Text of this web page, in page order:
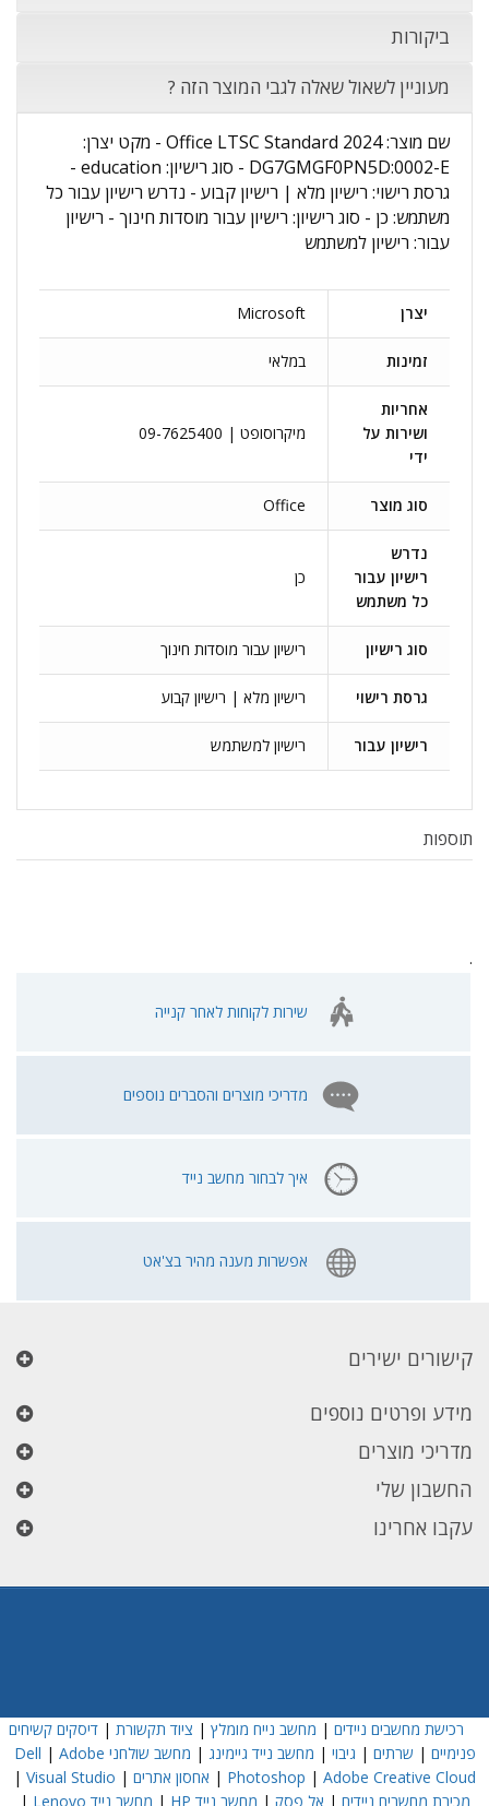
ביקורות
מעוניין לשאול שאלה לגבי המוצר הזה ?
שם מוצר: Office LTSC Standard 2024 - מקט יצרן:
DG7GMGF0PN5D:0002-E - סוג רישיון: education -
גרסת רישוי: רישיון מלא | רישיון קבוע - נדרש רישיון עבור כל
משתמש: כן - סוג רישיון: רישיון עבור מוסדות חינוך - רישיון
עבור: רישיון למשתמש
יצרן Microsoft
זמינות במלאי
אחריות
ושירות על
ידי
מיקרוסופט | 09-7625400
סוג מוצר Office
נדרש
רישיון עבור
כל משתמש
כן
סוג רישיון רישיון עבור מוסדות חינוך
גרסת רישוי רישיון מלא | רישיון קבוע
רישיון עבור רישיון למשתמש
תוספות
.
שירות לקוחות לאחר קנייה
מדריכי מוצרים והסברים נוספים
איך לבחור מחשב נייד
אפשרות מענה מהיר בצ'אט
קישורים ישירים
מידע ופרטים נוספים
מדריכי מוצרים
החשבון שלי
עקבו אחרינו
רכישת מחשבים ניידים | מחשב נייח מומלץ | ציוד תקשורת |דיסקים קשיחים
פנימיים | שרתים | גיבוי | מחשב נייד גיימינג | מחשב שולחני Dell | Adobe
Photoshop | Adobe Creative Cloud
| אחסון אתרים |
Visual Studio
|
מכירת מחשבים ניידים | אל פסק | מחשב נייד HP | מחשב נייד Lenovo |